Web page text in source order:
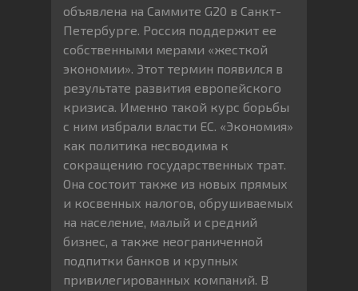
объявлена на Саммите G20 в Санкт-
Петербурге. Россия поддержит ее
собственными мерами «жесткой
экономии». Этот термин появился в
результате развития европейского
кризиса. Именно такой курс борьбы
с ним избрали власти ЕС. «Экономия»
как политика несводима к
сокращению государственных трат.
Она состоит также из новых прямых
и косвенных налогов, обрушиваемых
на население, малый и средний
бизнес, а также неограниченной
подпитки банков и крупных
привилегированных компаний. В